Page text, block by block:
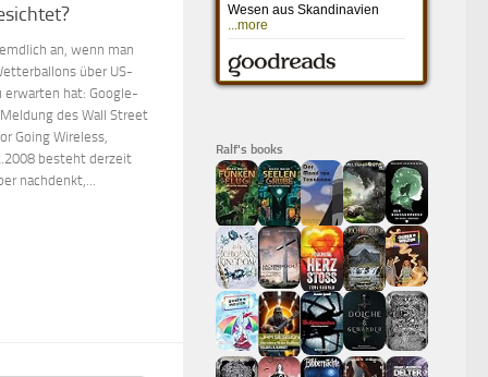
an, wenn man
über US-
erwarten hat: Google-
des Wall Street
Going Wireless,
besteht derzeit
nachdenkt,...
Ralf's books